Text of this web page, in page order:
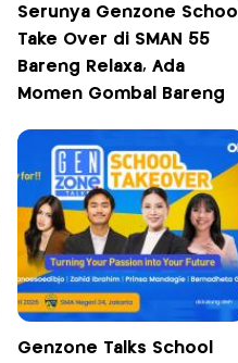
Serunya Genzone School
Take Over di SMAN 55
Bareng Relaxa, Ada
Momen Gombal Bareng
Genzone Talks School